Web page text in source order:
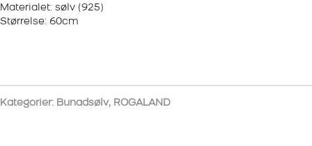
Materialet: sølv (925)
Størrelse: 60cm
Kategorier: Bunadsølv, ROGALAND